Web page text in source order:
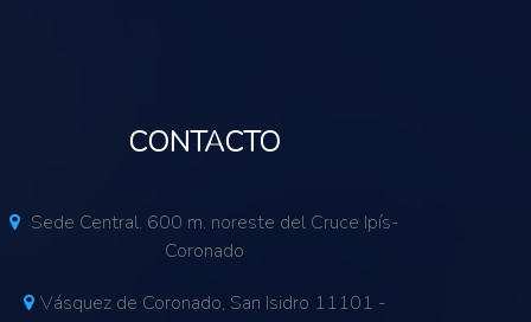
CONTACTO
Sede Central. 600 m. noreste del Cruce Ipís-
Coronado
Vásquez de Coronado, San Isidro 11101 -